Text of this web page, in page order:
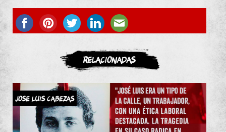
ASOCIATE
Relacionadas
JOSE LUIS CABEZAS